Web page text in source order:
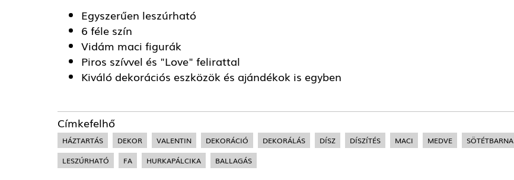
Egyszerűen leszúrható
6 féle szín
Vidám maci figurák
Piros szívvel és "Love" felirattal
Kiváló dekorációs eszközök és ajándékok is egyben
Címkefelhő
HÁZTARTÁS DEKOR VALENTIN DEKORÁCIÓ DEKORÁLÁS DÍSZ DÍSZÍTÉS MACI MEDVE SÖTÉTBARNA
LESZÚRHATÓ
FA HURKAPÁLCIKA BALLAGÁS